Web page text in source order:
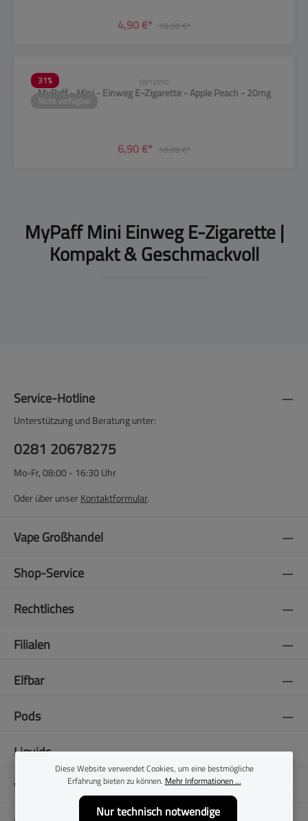
4,90 €* 10,00 €*
31%
Nicht verfügbar
SW12950
MyPaff - Mini - Einweg E-Zigarette - Apple Peach - 20mg
6,90 €* 10,00 €*
MyPaff Mini Einweg E-Zigarette |
Kompakt & Geschmackvoll
Service-Hotline
Unterstützung und Beratung unter:
0281 20678275
Mo-Fr, 08:00 - 16:30 Uhr
Oder über unserKontaktformular.
Vape Großhandel
Shop-Service
Rechtliches
Filialen
Elfbar
Pods
Liquids
Vapes
Diese Website verwendet Cookies, um eine bestmögliche
Erfahrung bieten zu können. Mehr Informationen ...
Nur technisch notwendige